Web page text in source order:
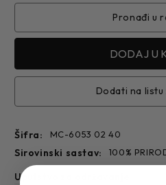
6053 6053
Pronađi u
Dodati na listu
Šifra: MC-6053 02 40
sirovinski sastav: 100%
Uputstvo za održavanje